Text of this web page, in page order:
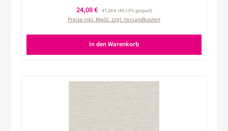
Verkaufspreis:
24,08 € Regulärer Preis:
47,34 €(49.13% gespart)
Preise inkl. MwSt. zzgl. Versandkosten
In den Warenkorb